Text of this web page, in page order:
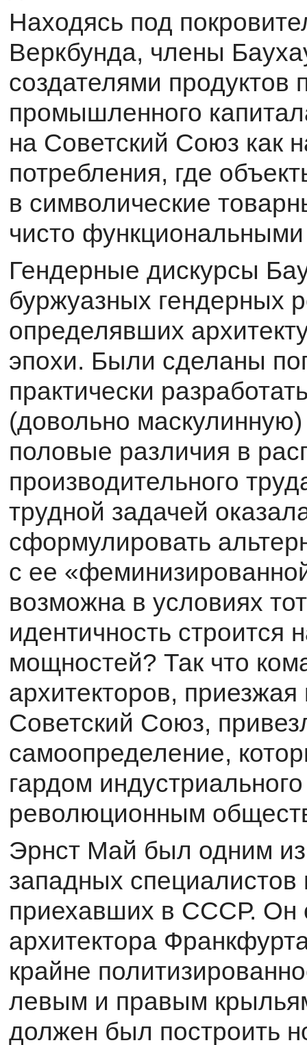
Находясь под
Веркбунда, члены
создателями продуктов
про­мышленного
на Советский Союз как
потребления, где
в символические
чисто
Гендерные дискурсы
буржуазных гендерных
определявших
эпохи. Были сделаны
практически
(довольно
половые различия в
производительного
трудной задачей
сформулировать
с ее
возможна в условиях
идентичность строится
мощностей? Так что
архитекторов,
Советский Союз,
самоопределение,
гардом
революционным
Эрнст Май был одним
западных
приехавших в СССР. Он
архитектора
крайне
левым и правым
должен был построить